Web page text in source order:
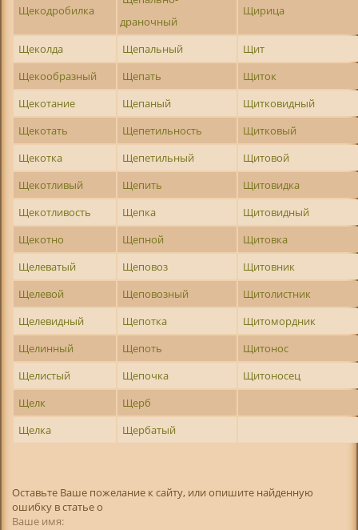
Щекодробилка
драночный
Щирица
Щеколда Щепальный
Щит
Щекообразный
Щепать
Щиток
Щекотание
Щепаный
Щитковидный
Щекотать
Щепетильность
Щитковый
Щекотка
Щепетильный
Щитовой
Щекотливый
Щепить
Щитовидка
Щекотливость
Щепка
Щитовидный
Щекотно
Щепной
Щитовка
Щелеватый
Щеповоз
Щитовник
Щелевой
Щеповозный
Щитолистник
Щелевидный
Щепотка
Щитомордник
Щелинный
Щепоть
Щитонос
Щелистый
Щепочка
Щитоносец
Щелк
Щерб
Щелка
Щербатый
Оставьте Ваше пожелание к сайту, или опишите найденную
ошибку в статье о
Ваше имя: